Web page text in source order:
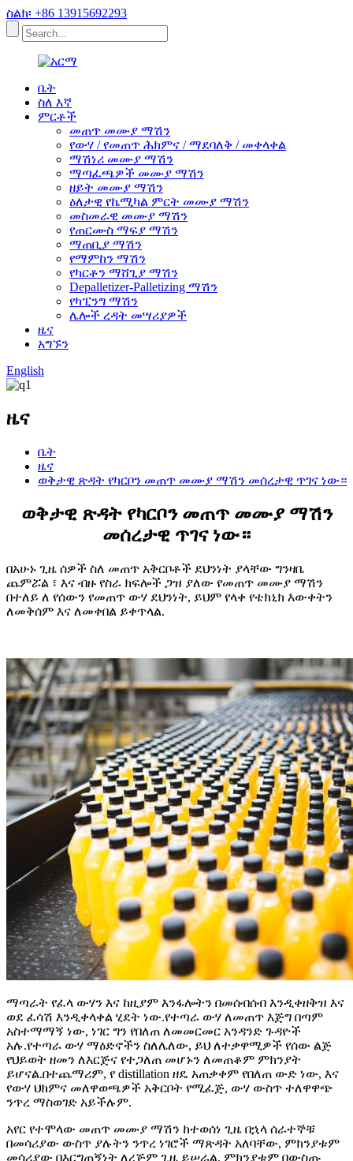
ስልክ፡ +86 13915692293
ቤት
ስለ እኛ
ምርቶች
መጠጥ መሙያ ማሽን
የውሃ / የመጠጥ ሕክምና / ማደባለቅ / መቀላቀል
ማሽነሪ መሙያ ማሽን
ማጣፈጫዎች መሙያ ማሽን
ዘይት መሙያ ማሽን
ዕለታዊ የኬሚካል ምርት መሙያ ማሽን
መስመራዊ መሙያ ማሽን
የጠርሙስ ማፍያ ማሽን
ማጠቢያ ማሽን
የማምከን ማሽን
የካርቶን ማሸጊያ ማሽን
Depalletizer-Palletizing ማሽን
የካፒንግ ማሽን
ሌሎች ረዳት መሣሪያዎች
ዜና
አግኙን
English
ዜና
ቤት
ዜና
ወቅታዊ ጽዳት የካርቦን መጠጥ መሙያ ማሽን መሰረታዊ ጥገና ነው።
ወቅታዊ ጽዳት የካርቦን መጠጥ መሙያ ማሽን
መሰረታዊ ጥገና ነው።
በአሁኑ ጊዜ ሰዎች ስለ መጠጥ አቅርቦቶች ደህንነት ያላቸው ግንዛቤ
ጨምሯል ፣ እና ብዙ የስራ ክፍሎች ጋዝ ያለው የመጠጥ መሙያ ማሽን
በተለይ ለ የሰውን የመጠጥ ውሃ ደህንነት, ይህም የላቀ የቴክኒክ እውቀትን
ለመቅሰም እና ለመቀበል ይቀጥላል.
ማጣራት የፈላ ውሃን እና ከዚያም እንፋሎትን በመሰብሰብ እንዲቀዘቅዝ እና
ወደ ፈሳሽ እንዲቀላቀል ሂደት ነው.የተጣራ ውሃ ለመጠጥ እጅግ በጣም
አስተማማኝ ነው, ነገር ግን የበለጠ ለመመርመር አንዳንድ ጉዳዮች
አሉ.የተጣራ ውሃ ማዕድኖችን ስለሌለው, ይህ ለተቃዋሚዎች የሰው ልጅ
የህይወት ዘመን ለእርጅና የተጋለጠ መሆኑን ለመጠቆም ምክንያት
ይሆናል.በተጨማሪም, የ distillation ዘዴ አጠቃቀም የበለጠ ውድ ነው, እና
የውሃ ህክምና መለዋወጫዎች አቅርቦት የሚፈጅ, ውሃ ውስጥ ተለዋዋጭ
ንጥረ ማስወገድ አይችሉም.
አየር የተሞላው መጠጥ መሙያ ማሽን ከተወሰነ ጊዜ በኋላ ሰራተኞቹ
በመሳሪያው ውስጥ ያሉትን ንጥረ ነገሮች ማጽዳት አለባቸው, ምክንያቱም
መሳሪያው በእርግጠኝነት ለረጅም ጊዜ ይሠራል, ምክንያቱም በውስጡ